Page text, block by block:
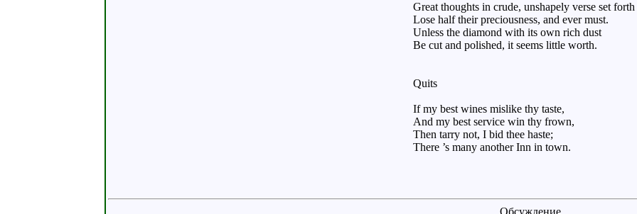
Great thoughts in crude, unshapely verse set forth
Lose half their preciousness, and ever must.
Unless the diamond with its own rich dust
Be cut and polished, it seems little worth.
Quits
If my best wines mislike thy taste,
And my best service win thy frown,
Then tarry not, I bid thee haste;
There ’s many another Inn in town.
Обсуждение